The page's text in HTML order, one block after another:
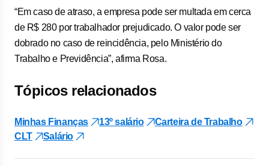
“Em caso de atraso, a empresa pode ser multada em cerca
de R$ 280 por trabalhador prejudicado. O valor pode ser
dobrado no caso de reincidência, pelo Ministério do
Trabalho e Previdência”, afirma Rosa.
Tópicos relacionados
Minhas Finanças 13º salário
Carteira de Trabalho
CLT
Salário